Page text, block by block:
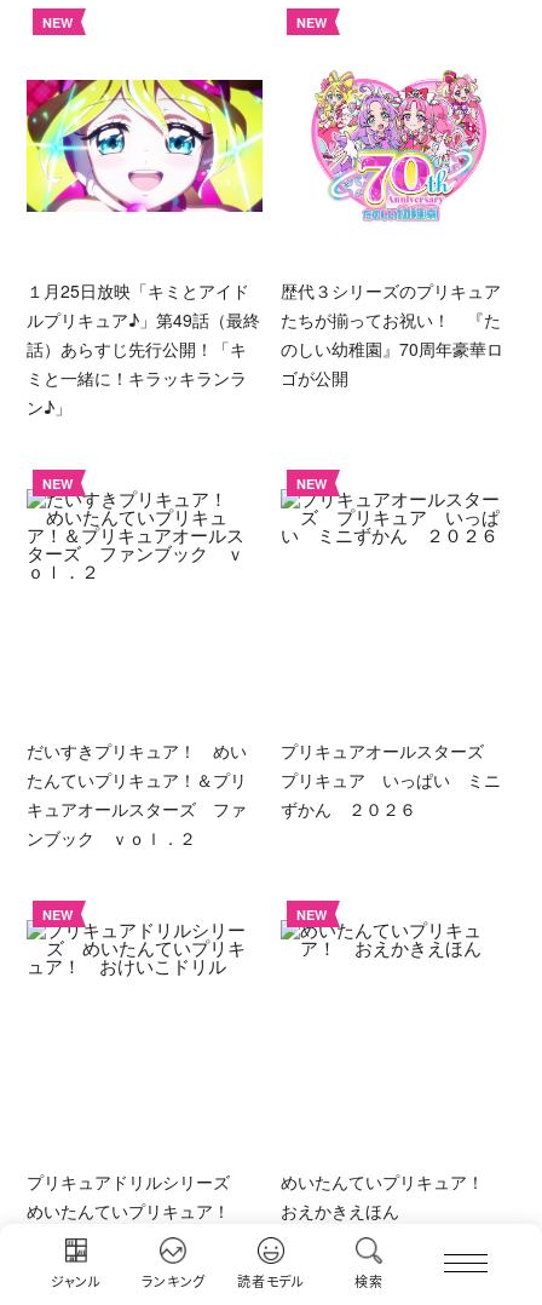
ジャンル ランキング 読者モデル 検索
NEW
１月25日放映「キミとアイド
ルプリキュア♪」第49話（最終
話）あらすじ先行公開！「キ
ミと一緒に！キラッキランラ
ン♪」
NEW
歴代３シリーズのプリキュア
たちが揃ってお祝い！ 『た
のしい幼稚園』70周年豪華ロ
ゴが公開
NEW
だいすきプリキュア！ めい
たんていプリキュア！＆プリ
キュアオールスターズ ファ
ンブック ｖｏｌ．２
NEW
プリキュアオールスターズ
プリキュア いっぱい ミニ
ずかん ２０２６
NEW
プリキュアドリルシリーズ
めいたんていプリキュア！
おけいこドリル
NEW
めいたんていプリキュア！
おえかきえほん